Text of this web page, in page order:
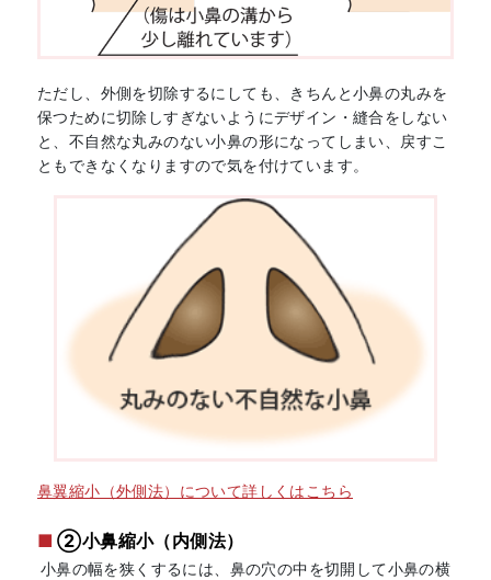
ただし、外側を切除するにしても、きちんと小鼻の丸みを
保つために切除しすぎないようにデザイン・縫合をしない
と、不自然な丸みのない小鼻の形になってしまい、戻すこ
ともできなくなりますので気を付けています。
鼻翼縮小（外側法）について詳しくはこちら
②小鼻縮小（内側法）
小鼻の幅を狭くするには、鼻の穴の中を切開して小鼻の横